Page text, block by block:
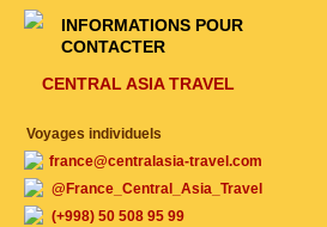
INFORMATIONS POUR
CONTACTER
CENTRAL ASIA TRAVEL
Voyages individuels
france@centralasia-travel.com
@France_Central_Asia_Travel
(+998) 50 508 95 99